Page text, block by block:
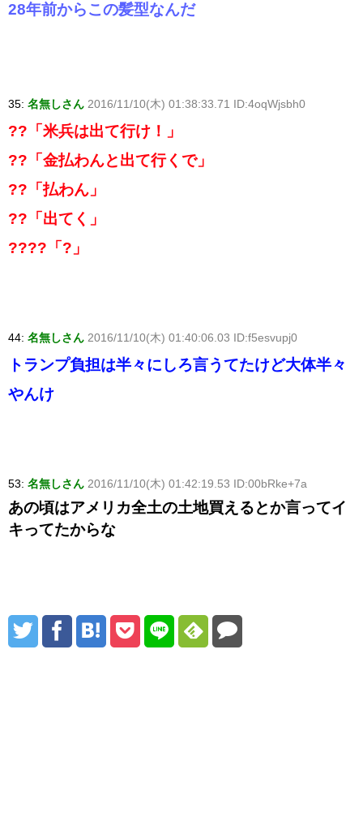
28年前からこの髪型なんだ
35: 名無しさん 2016/11/10(木) 01:38:33.71 ID:4oqWjsbh0
??「米兵は出て行け！」
??「金払わんと出て行くで」
??「払わん」
??「出てく」
????「?」
44: 名無しさん 2016/11/10(木) 01:40:06.03 ID:f5esvupj0
トランプ負担は半々にしろ言うてたけど大体半々
やんけ
53: 名無しさん 2016/11/10(木) 01:42:19.53 ID:00bRke+7a
あの頃はアメリカ全土の土地買えるとか言ってイ
キってたからな